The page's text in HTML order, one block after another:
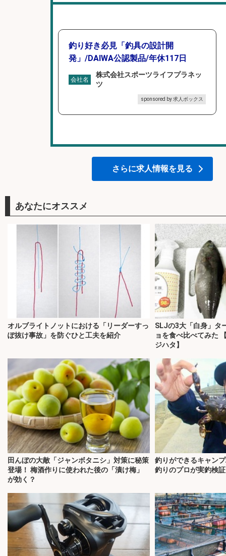
釣り好き必見「釣具の設計開
発」/DAIWA公認製品/年休117日
会社名
株式会社スポーツライフプラネッ
ツ
sponsored by 求人ボックス
さらに求人情報を見る
あなたにオススメ
オルブライトノットにおける「リーダーすっ
ぽ抜け事故」を防ぐひと工夫を紹介
SLJの3大「白身」タ
ョを食べ比べてみた
ジハタ】
田んぼの大敵「ジャンボタニシ」対策に秘策
登場！ 梅酒作りに使われた後の「漬け梅」
が効く？
釣りができるキャン
釣りのプロが実釣検